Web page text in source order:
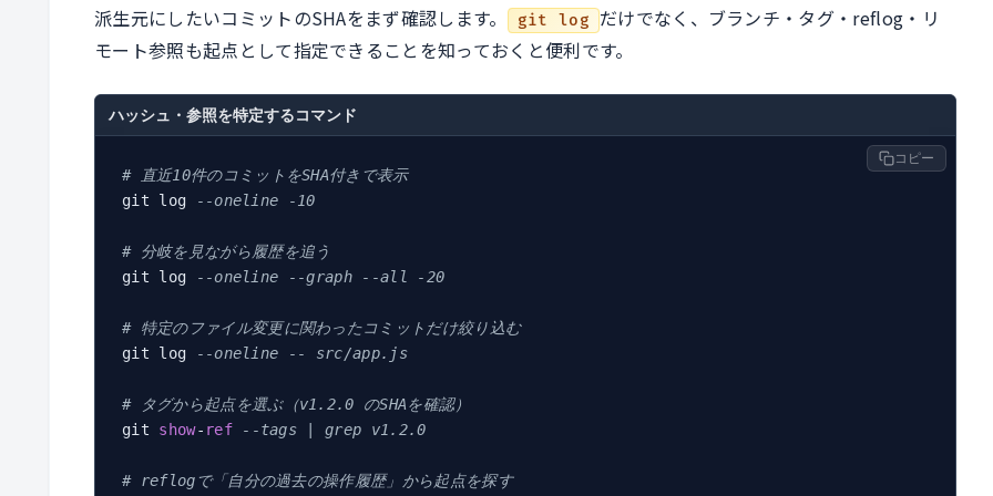
派生元にしたいコミットのSHAをまず確認します。 git log だけでなく、ブランチ・タグ・reflog・リ
モート参照も起点として指定できることを知っておくと便利です。
ハッシュ・参照を特定するコマンド
# 直近10件のコミットをSHA付きで表示
git log
--oneline -10
# 分岐を見ながら履歴を追う
git log
--oneline --graph --all -20
# 特定のファイル変更に関わったコミットだけ絞り込む
git log
--oneline -- src/app.js
# タグから起点を選ぶ（v1.2.0 のSHAを確認）
git show- ref --tags | grep v1.2.0
# reflogで「自分の過去の操作履歴」から起点を探す
コピー